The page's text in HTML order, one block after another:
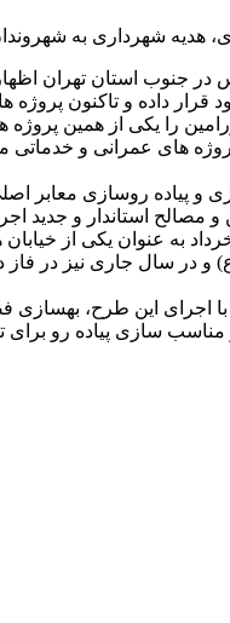
به شهروندان و کسبه
در جنوب استان تهران
داده و تاکنون
را یکی از همین
های عمرانی و
و مصالح استاندار و جدید
گفت: در سال گذشته نیز بهسازی و پیاده
در سال جاری نیز در فاز
اجرای این طرح، بهسازی
سازی پیاده رو برای